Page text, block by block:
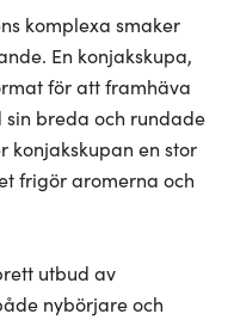
komplexa smaker
En konjakskupa,
för att framhäva
breda och rundade
konjakskupan en stor
frigör aromerna och
utbud av
nybörjare och